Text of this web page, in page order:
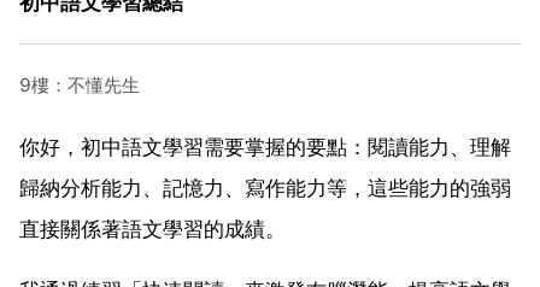
9樓：不懂先生
你好，初中語文學習需要掌握的要點：閱讀能力、理解
歸納分析能力、記憶力、寫作能力等，這些能力的強弱
直接關係著語文學習的成績。